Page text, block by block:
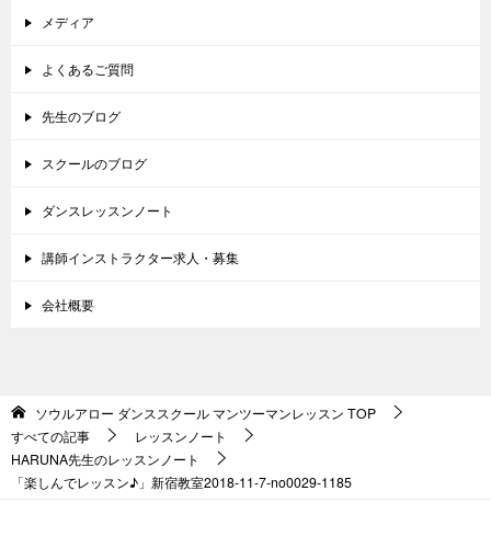
メディア
よくあるご質問
先生のブログ
スクールのブログ
ダンスレッスンノート
講師インストラクター求人・募集
会社概要
ソウルアロー ダンススクール マンツーマンレッスン TOP
すべての記事
レッスンノート
HARUNA先生のレッスンノート
「楽しんでレッスン♪」新宿教室2018-11-7-no0029-1185